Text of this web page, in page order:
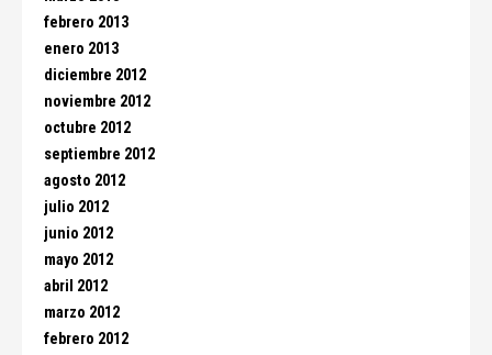
febrero 2013
enero 2013
diciembre 2012
noviembre 2012
octubre 2012
septiembre 2012
agosto 2012
julio 2012
junio 2012
mayo 2012
abril 2012
marzo 2012
febrero 2012